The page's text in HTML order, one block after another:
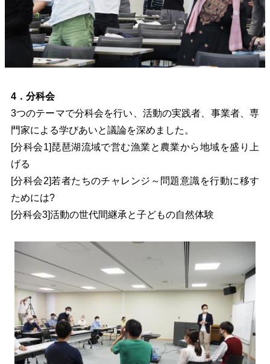
4．分科会
3つのテーマで分科会を行い、活動の実践者、事業者、専
門家による学びあいと議論を深めました。
[分科会1]琵琶湖流域で営む漁業と農業から地域を盛り上
げる
[分科会2]若者たちのチャレンジ～問題意識を行動に移す
ためには?
[分科会3]活動の世代間継承と子どもの自然体験